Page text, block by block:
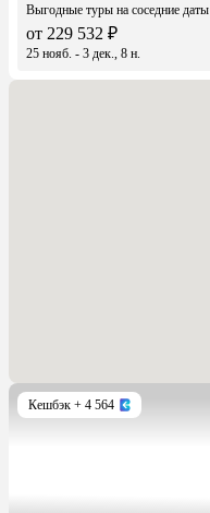
Выгодные туры на соседние даты
от 229 532 ₽
25 нояб. - 3 дек., 8 н.
Кешбэк + 4 564